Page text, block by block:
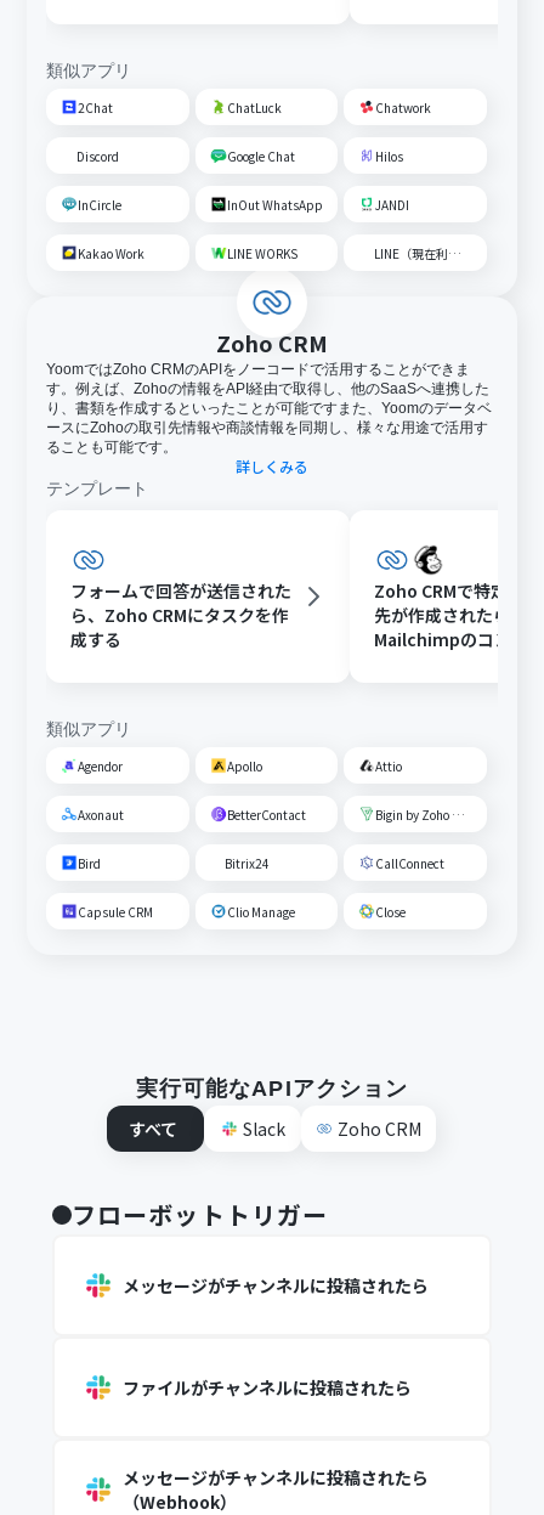
類似アプリ
2Chat ChatLuck Chatwork
Discord Google Chat Hilos
InCircle InOut WhatsApp JANDI
Kakao Work LINE WORKS LINE（現在利用不可）
Zoho CRM
YoomではZoho CRMのAPIをノーコードで活用することができま
す。例えば、Zohoの情報をAPI経由で取得し、他のSaaSへ連携した
り、書類を作成するといったことが可能ですまた、Yoomのデータベ
ースにZohoの取引先情報や商談情報を同期し、様々な用途で活用す
ることも可能です。
詳しくみる
テンプレート
フォームで回答が送信された
ら、Zoho CRMにタスクを作
成する
Zoho CRMで特定条
先が作成されたら、
Mailchimpのコンタ
類似アプリ
Agendor Apollo Attio
Axonaut BetterContact Bigin by Zoho CRM
Bird Bitrix24 CallConnect
Capsule CRM Clio Manage Close
実行可能なAPIアクション
すべて
Slack Zoho CRM
フローボットトリガー
メッセージがチャンネルに投稿されたら
ファイルがチャンネルに投稿されたら
メッセージがチャンネルに投稿されたら
（Webhook）